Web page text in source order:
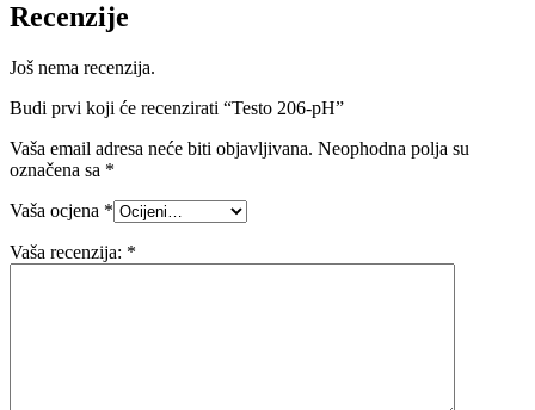
Recenzije
Još nema recenzija.
Budi prvi koji će recenzirati “Testo 206-pH”
Vaša email adresa neće biti objavljivana. Neophodna polja su
označena sa *
Vaša ocjena *
Vaša recenzija: *